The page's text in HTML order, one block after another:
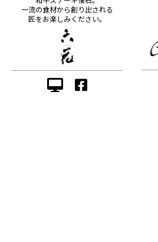
一流の食材から創り出される
匠をお楽しみください。